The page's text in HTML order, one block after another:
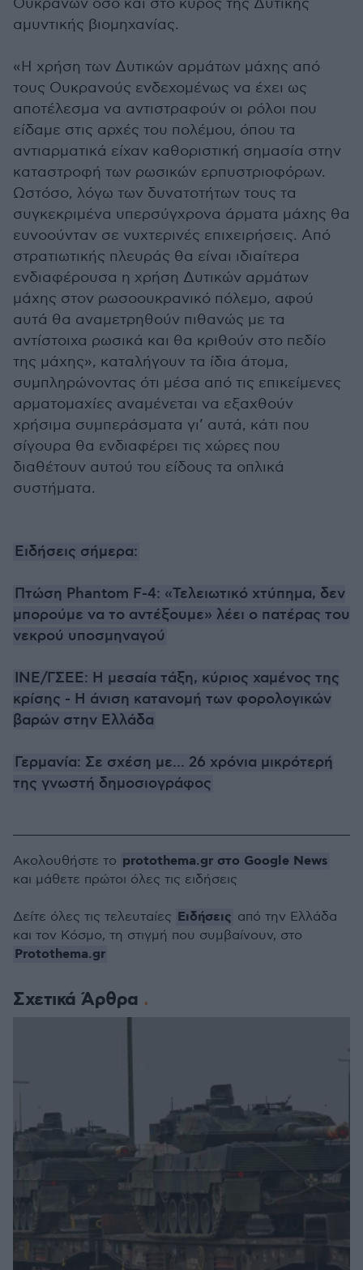
Ουκρανών όσο και στο κύρος της Δυτικής
αμυντικής βιομηχανίας.
«Η χρήση των Δυτικών αρμάτων μάχης από
τους Ουκρανούς ενδεχομένως να έχει ως
αποτέλεσμα να αντιστραφούν οι ρόλοι που
είδαμε στις αρχές του πολέμου, όπου τα
αντιαρματικά είχαν καθοριστική σημασία στην
καταστροφή των ρωσικών ερπυστριοφόρων.
Ωστόσο, λόγω των δυνατοτήτων τους τα
συγκεκριμένα υπερσύγχρονα άρματα μάχης θα
ευνοούνταν σε νυχτερινές επιχειρήσεις. Από
στρατιωτικής πλευράς θα είναι ιδιαίτερα
ενδιαφέρουσα η χρήση Δυτικών αρμάτων
μάχης στον ρωσοουκρανικό πόλεμο, αφού
αυτά θα αναμετρηθούν πιθανώς με τα
αντίστοιχα ρωσικά και θα κριθούν στο πεδίο
της μάχης», καταλήγουν τα ίδια άτομα,
συμπληρώνοντας ότι μέσα από τις επικείμενες
αρματομαχίες αναμένεται να εξαχθούν
χρήσιμα συμπεράσματα γι’ αυτά, κάτι που
σίγουρα θα ενδιαφέρει τις χώρες που
διαθέτουν αυτού του είδους τα οπλικά
συστήματα.
Ειδήσεις σήμερα:
Πτώση Phantom F-4: «Τελειωτικό χτύπημα, δεν
μπορούμε να το αντέξουμε» λέει ο πατέρας του
νεκρού υποσμηναγού
ΙΝΕ/ΓΣΕΕ: Η μεσαία τάξη, κύριος χαμένος της
κρίσης - Η άνιση κατανομή των φορολογικών
βαρών στην Ελλάδα
Γερμανία: Σε σχέση με... 26 χρόνια μικρότερή
της γνωστή δημοσιογράφος
Σχετικά Άρθρα
Ακολουθήστε το protothema.gr στο Google News
και μάθετε πρώτοι όλες τις ειδήσεις
Δείτε όλες τις τελευταίες Ειδήσεις από την Ελλάδα
και τον Κόσμο, τη στιγμή που συμβαίνουν, στο
Protothema.gr